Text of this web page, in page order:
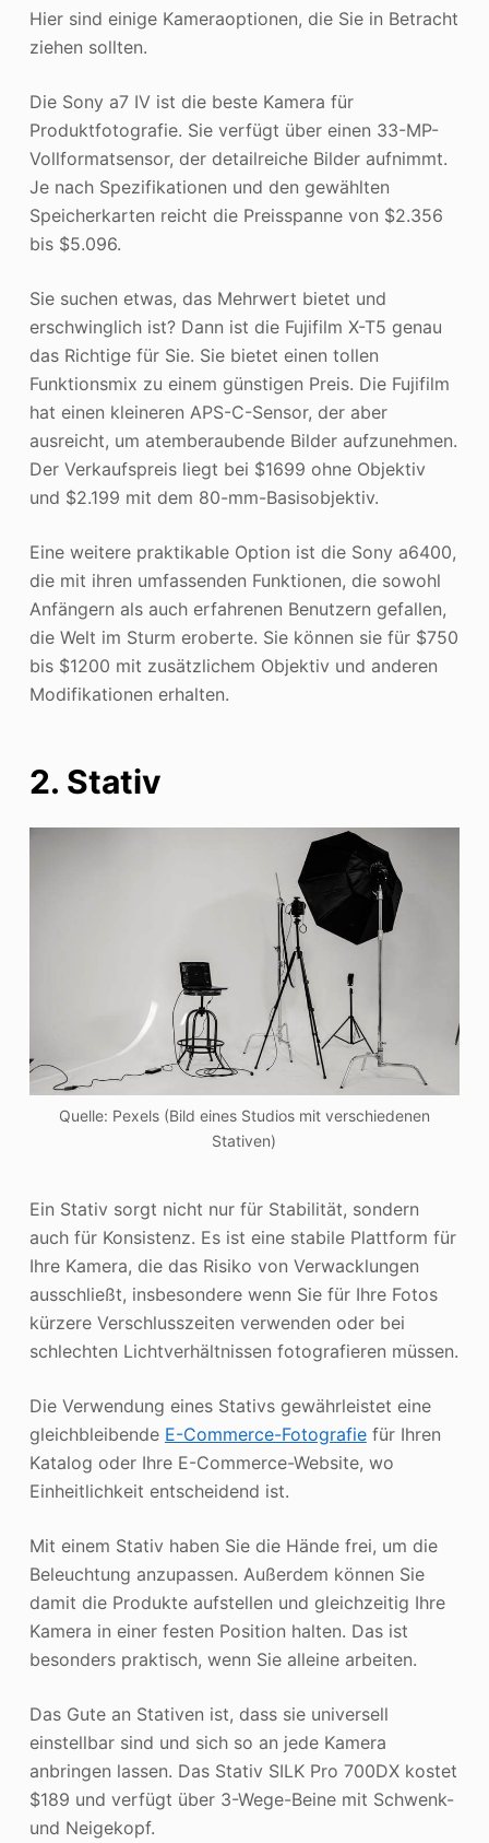
Hier sind einige Kameraoptionen, die Sie in Betracht
ziehen sollten.
Die Sony a7 IV ist die beste Kamera für
Produktfotografie. Sie verfügt über einen 33-MP-
Vollformatsensor, der detailreiche Bilder aufnimmt.
Je nach Spezifikationen und den gewählten
Speicherkarten reicht die Preisspanne von $2.356
bis $5.096.
Sie suchen etwas, das Mehrwert bietet und
erschwinglich ist? Dann ist die Fujifilm X-T5 genau
das Richtige für Sie. Sie bietet einen tollen
Funktionsmix zu einem günstigen Preis. Die Fujifilm
hat einen kleineren APS-C-Sensor, der aber
ausreicht, um atemberaubende Bilder aufzunehmen.
Der Verkaufspreis liegt bei $1699 ohne Objektiv
und $2.199 mit dem 80-mm-Basisobjektiv.
Eine weitere praktikable Option ist die Sony a6400,
die mit ihren umfassenden Funktionen, die sowohl
Anfängern als auch erfahrenen Benutzern gefallen,
die Welt im Sturm eroberte. Sie können sie für $750
bis $1200 mit zusätzlichem Objektiv und anderen
Modifikationen erhalten.
2. Stativ
Quelle: Pexels (Bild eines Studios mit verschiedenen
Stativen)
Ein Stativ sorgt nicht nur für Stabilität, sondern
auch für Konsistenz. Es ist eine stabile Plattform für
Ihre Kamera, die das Risiko von Verwacklungen
ausschließt, insbesondere wenn Sie für Ihre Fotos
kürzere Verschlusszeiten verwenden oder bei
schlechten Lichtverhältnissen fotografieren müssen.
Die Verwendung eines Stativs gewährleistet eine
gleichbleibende E-Commerce-Fotografiefür Ihren
Katalog oder Ihre E-Commerce-Website, wo
Einheitlichkeit entscheidend ist.
Mit einem Stativ haben Sie die Hände frei, um die
Beleuchtung anzupassen. Außerdem können Sie
damit die Produkte aufstellen und gleichzeitig Ihre
Kamera in einer festen Position halten. Das ist
besonders praktisch, wenn Sie alleine arbeiten.
Das Gute an Stativen ist, dass sie universell
einstellbar sind und sich so an jede Kamera
anbringen lassen. Das Stativ SILK Pro 700DX kostet
$189 und verfügt über 3-Wege-Beine mit Schwenk-
und Neigekopf.